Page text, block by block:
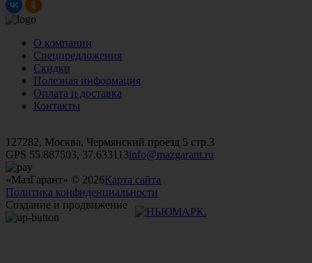
О компании
Спецпредложения
Скидки
Полезная информация
Оплата и доставка
Контакты
127282, Москва, Чермянский проезд 5 стр.3
GPS 55.887503, 37.633113info@mazgarant.ru
«МазГарант» © 2026Карта сайта
Политика конфиденциальности
Создание и продвижение